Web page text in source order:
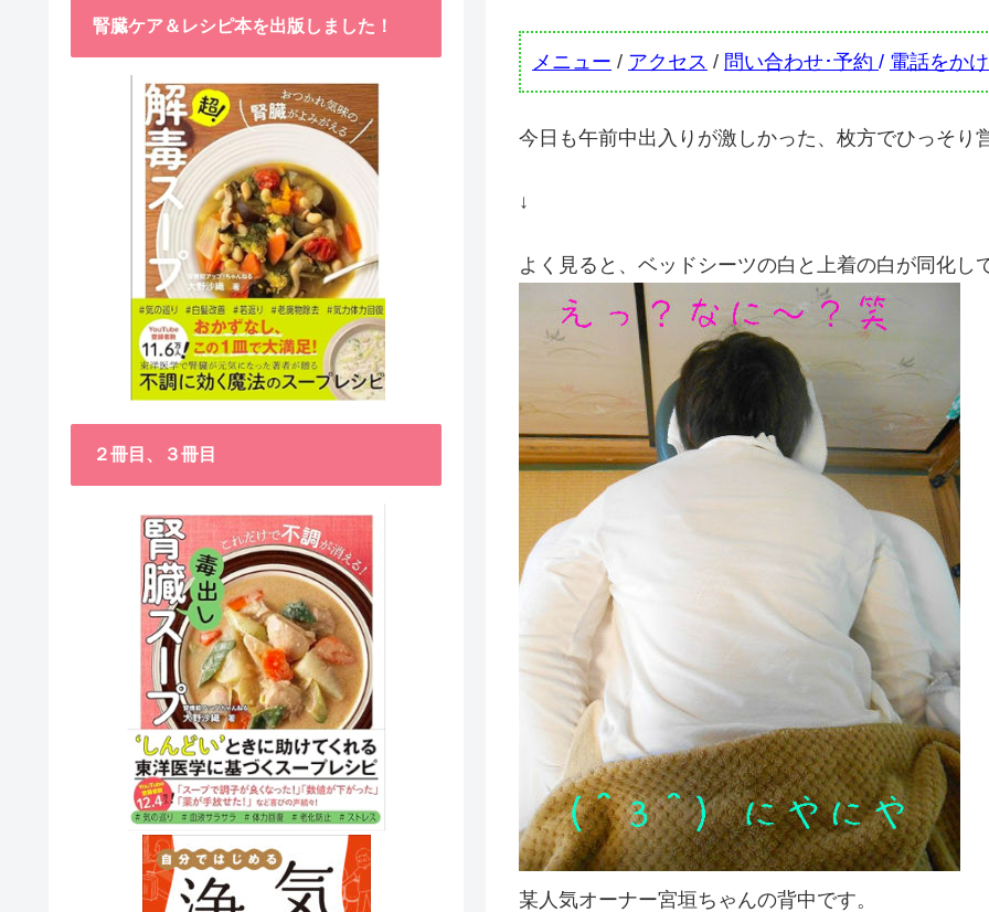
メニュー / アクセス / 問い合わせ･予約 / 電話をか
今日も午前中出入りが激しかった、枚方でひっそり
↓
よく見ると、ベッドシーツの白と上着の白が同化し
某人気オーナー宮垣ちゃんの背中です。
腎臓ケア＆レシピ本を出版しました！
２冊目、３冊目